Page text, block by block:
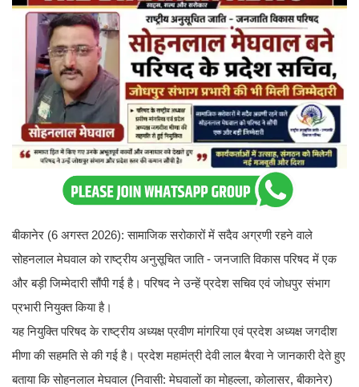
बीकानेर (6 अगस्त 2026): सामाजिक सरोकारों में सदैव अग्रणी रहने वाले
सोहनलाल मेघवाल को राष्ट्रीय अनुसूचित जाति - जनजाति विकास परिषद में एक
और बड़ी जिम्मेदारी सौंपी गई है। परिषद ने उन्हें प्रदेश सचिव एवं जोधपुर संभाग
प्रभारी नियुक्त किया है।
यह नियुक्ति परिषद के राष्ट्रीय अध्यक्ष प्रवीण मांगरिया एवं प्रदेश अध्यक्ष जगदीश
मीणा की सहमति से की गई है। प्रदेश महामंत्री देवी लाल बैरवा ने जानकारी देते हुए
बताया कि सोहनलाल मेघवाल (निवासी: मेघवालों का मोहल्ला, कोलासर, बीकानेर)